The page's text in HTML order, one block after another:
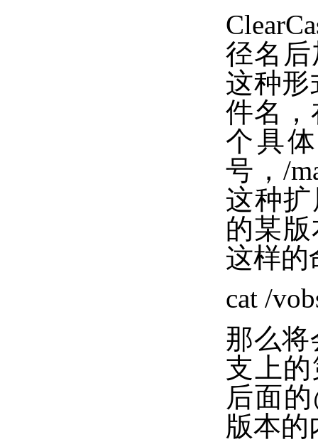
径名后
这种形
件名
个具
号，/
这种
的某
这样的
cat /
那么将
支上
后面
版本的